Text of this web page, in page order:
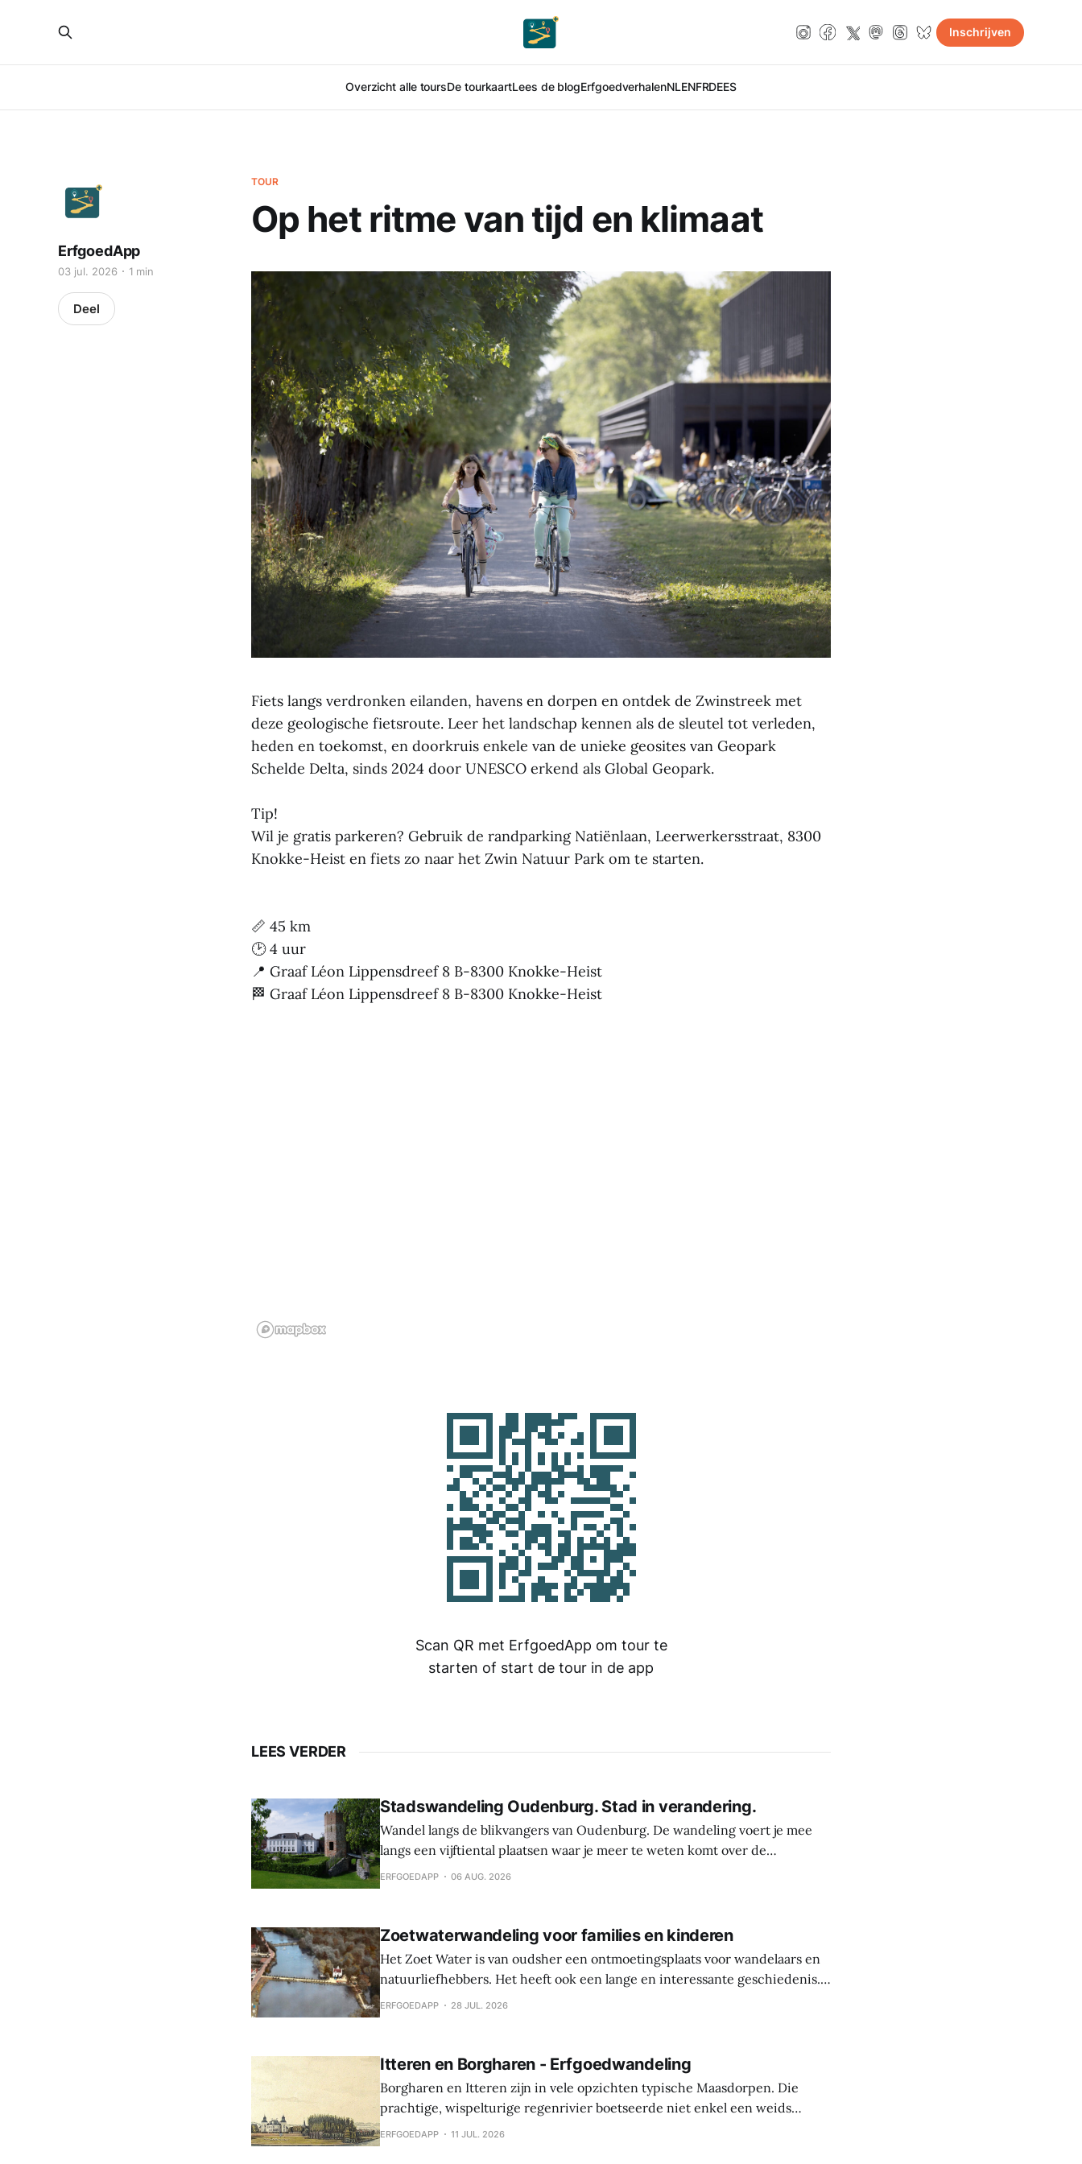
Overzicht alle toursDe tourkaartLees de blogErfgoedverhalenNLENFRDEES
Inschrijven
TOUR
Op het ritme van tijd en klimaat
ErfgoedApp
03 jul. 2026 1 min
Deel
Fiets langs verdronken eilanden, havens en dorpen en ontdek de Zwinstreek met
deze geologische fietsroute. Leer het landschap kennen als de sleutel tot verleden,
heden en toekomst, en doorkruis enkele van de unieke geosites van Geopark
Schelde Delta, sinds 2024 door UNESCO erkend als Global Geopark.
Tip!
Wil je gratis parkeren? Gebruik de randparking Natiënlaan, Leerwerkersstraat, 8300
Knokke-Heist en fiets zo naar het Zwin Natuur Park om te starten.
📏 45 km
🕑 4 uur
📍 Graaf Léon Lippensdreef 8 B-8300 Knokke-Heist
🏁 Graaf Léon Lippensdreef 8 B-8300 Knokke-Heist
Scan QR met ErfgoedApp om tour te
starten of start de tour in de app
LEES VERDER
Stadswandeling Oudenburg. Stad in verandering.
Wandel langs de blikvangers van Oudenburg. De wandeling voert je mee
langs een vijftiental plaatsen waar je meer te weten komt over de
geschiedenis, weetjes en toekomstplannen van de bijzonderste plekken in
ERFGOEDAPP 06 AUG. 2026
Zoetwaterwandeling voor families en kinderen
Het Zoet Water is van oudsher een ontmoetingsplaats voor wandelaars en
natuurliefhebbers. Het heeft ook een lange en interessante geschiedenis.
Hier werden sporen gevonden van bewoning en landbouw uit de steentijd.
ERFGOEDAPP 28 JUL. 2026
Itteren en Borgharen - Erfgoedwandeling
Borgharen en Itteren zijn in vele opzichten typische Maasdorpen. Die
prachtige, wispelturige regenrivier boetseerde niet enkel een weids
landschap, maar gaf ook mee vorm aan de levens van de mensen die deze
ERFGOEDAPP 11 JUL. 2026